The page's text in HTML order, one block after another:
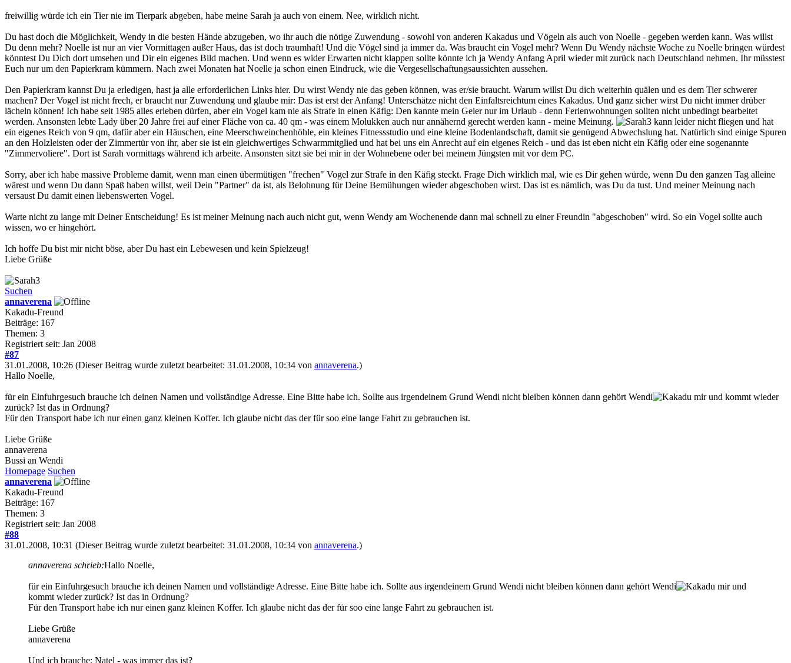
freiwillig würde ich ein Tier nie im Tierpark abgeben, habe meine Sarah ja auch von einem. Nee, wirklich nicht.
Du hast doch die Möglichkeit, Wendy in die besten Hände abzugeben, wo ihr auch die nötige Zuwendung - sowohl von anderen Kakadus und Vögeln als auch von Noelle - gegeben werden kann. Was willst
Du denn mehr? Noelle ist nur an vier Vormittagen außer Haus, das ist doch traumhaft! Und die Vögel sind ja immer da. Was braucht ein Vogel mehr? Wenn Du Wendy nächste Woche zu Noelle bringen würdest
könntest Du Dich dort umsehen und Dir ein eigenes Bild machen. Und wenn es wider Erwarten nicht klappen sollte könnte ich ja Wendy Anfang April wieder mit zurück nach Deutschland nehmen. Ihr müsstest
Euch nur um den Papierkram kümmern. Nach zwei Monaten hat Noelle ja schon einen Eindruck, wie die Vergesellschaftungsaussichten aussehen.
Den Papierkram kannst Du ja erledigen, hast ja alle erforderlichen Links hier. Du wirst Wendy nie das geben können, was er/sie braucht. Warum willst Du dich weiterhin quälen und es dem Tier schwerer
machen? Der Vogel ist nicht frech, er braucht nur Zuwendung und glaube mir: Das ist erst der Anfang! Unterschätze nicht den Einfaltsreichtum eines Kakadus. Und ganz sicher wirst Du nicht immer drüber
lächeln können! Ich habe seit 1985 alles erleben dürfen, aber ein Vogel kam nie als Strafe in einen Käfig: Den kannte mein Geier nur im Urlaub - denn Ferienwohnungen sollten nicht unbedingt bearbeitet
werden. Ansonsten lebte Lady über 20 Jahre frei auf einer Fläche von ca. 40 qm - was einem Molukken auch nur annähernd gerecht werden kann - meine Meinung.
kann leider nicht fliegen und hat
ein eigenes Reich von 9 qm, dafür aber ein Häuschen, eine Meerschweinchenhöhle, ein kleines Fitnessstudio und eine kleine Bodenlandschaft, damit sie genügend Abwechslung hat. Natürlich sind einige Spuren
an den Holzleisten oder der Zimmertür von ihr, aber sie ist ein gleichwertiges Schwarmmitglied und hat bei uns ein Anrecht auf ein eigenes Reich - und das ist eben nicht ein Käfig oder eine sogenannte
"Zimmervoliere". Dort ist Sarah vormittags während ich arbeite. Ansonsten sitzt sie bei mir in der Wohnebene oder bei meinem Jüngsten mit vor dem PC.
Sorry, aber ich habe massive Probleme damit, wenn man einen übermütigen "frechen" Vogel zur Strafe in den Käfig steckt. Frage Dich wirklich mal, wie es Dir gehen würde, wenn Du den ganzen Tag alleine
wärest und wenn Du dann Spaß haben willst, weil Dein "Partner" da ist, als Belohnung für Deine Bemühungen wieder abgeschoben wirst. Das ist es nämlich, was Du da tust. Und meiner Meinung nach
versaust Du damit einen liebenswerten Vogel.
Warte nicht zu lange mit Deiner Entscheidung! Es ist meiner Meinung nach auch nicht gut, wenn Wendy am Wochenende dann mal schnell zu einer Freundin "abgeschoben" wird. So ein Vogel sollte auch
wissen, wo er hingehört.
Ich hoffe Du bist mir nicht böse, aber Du hast ein Lebewesen und kein Spielzeug!
Liebe Grüße
Suchen
annaverena
Kakadu-Freund
Beiträge: 167
Themen: 3
Registriert seit: Jan 2008
#87
31.01.2008, 10:26 (Dieser Beitrag wurde zuletzt bearbeitet: 31.01.2008, 10:34 von annaverena.)
Hallo Noelle,
für ein Einfuhrgesuch brauche ich deinen Namen und vollständige Adresse. Eine Bitte habe ich. Sollte aus irgendeinem Grund Wendi nicht bleiben können dann gehört Wendi
mir und kommt wieder
zurück? Ist das in Ordnung?
Für den Transport habe ich nur einen ganz kleinen Koffer. Ich glaube nicht das der für soo eine lange Fahrt zu gebrauchen ist.
Liebe Grüße
annaverena
Bussi an Wendi
Homepage Suchen
annaverena
Kakadu-Freund
Beiträge: 167
Themen: 3
Registriert seit: Jan 2008
#88
31.01.2008, 10:31 (Dieser Beitrag wurde zuletzt bearbeitet: 31.01.2008, 10:34 von annaverena.)
annaverena schrieb:Hallo Noelle,
für ein Einfuhrgesuch brauche ich deinen Namen und vollständige Adresse. Eine Bitte habe ich. Sollte aus irgendeinem Grund Wendi nicht bleiben können dann gehört Wendi
mir und
kommt wieder zurück? Ist das in Ordnung?
Für den Transport habe ich nur einen ganz kleinen Koffer. Ich glaube nicht das der für soo eine lange Fahrt zu gebrauchen ist.
Liebe Grüße
annaverena
Und ich brauche: Natel - was immer das ist?